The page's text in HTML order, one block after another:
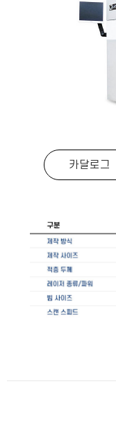
카달로그